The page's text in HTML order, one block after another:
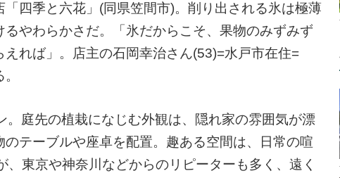
四季と六花」(同県笠間市)。削り出される氷は極薄
やわらかさだ。「氷だからこそ、果物のみずみず
れば」。店主の石岡幸治さん(53)=水戸市在住=
庭先の植栽になじむ外観は、隠れ家の雰囲気が漂
テーブルや座卓を配置。趣ある空間は、日常の喧
東京や神奈川などからのリピーターも多く、遠く